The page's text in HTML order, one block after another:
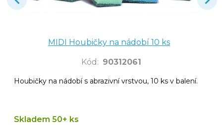
MIDI Houbičky na nádobí 10 ks
Kód : 90312061
Houbičky na nádobí s abrazivní vrstvou, 10 ks v balení.
Skladem 50+ ks